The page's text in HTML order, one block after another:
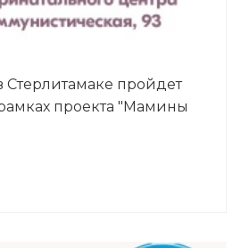
Стерлитамаке пройдет
проекта "Мамины